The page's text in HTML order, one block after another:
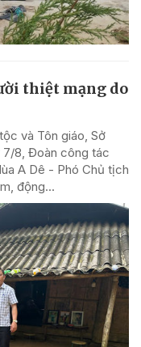
thiệt mạng do
và Tôn giáo, Sở
7/8, Đoàn công tác
A Dê - Phó Chủ tịch
động...